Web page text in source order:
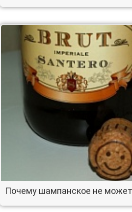
Почему шампанское не